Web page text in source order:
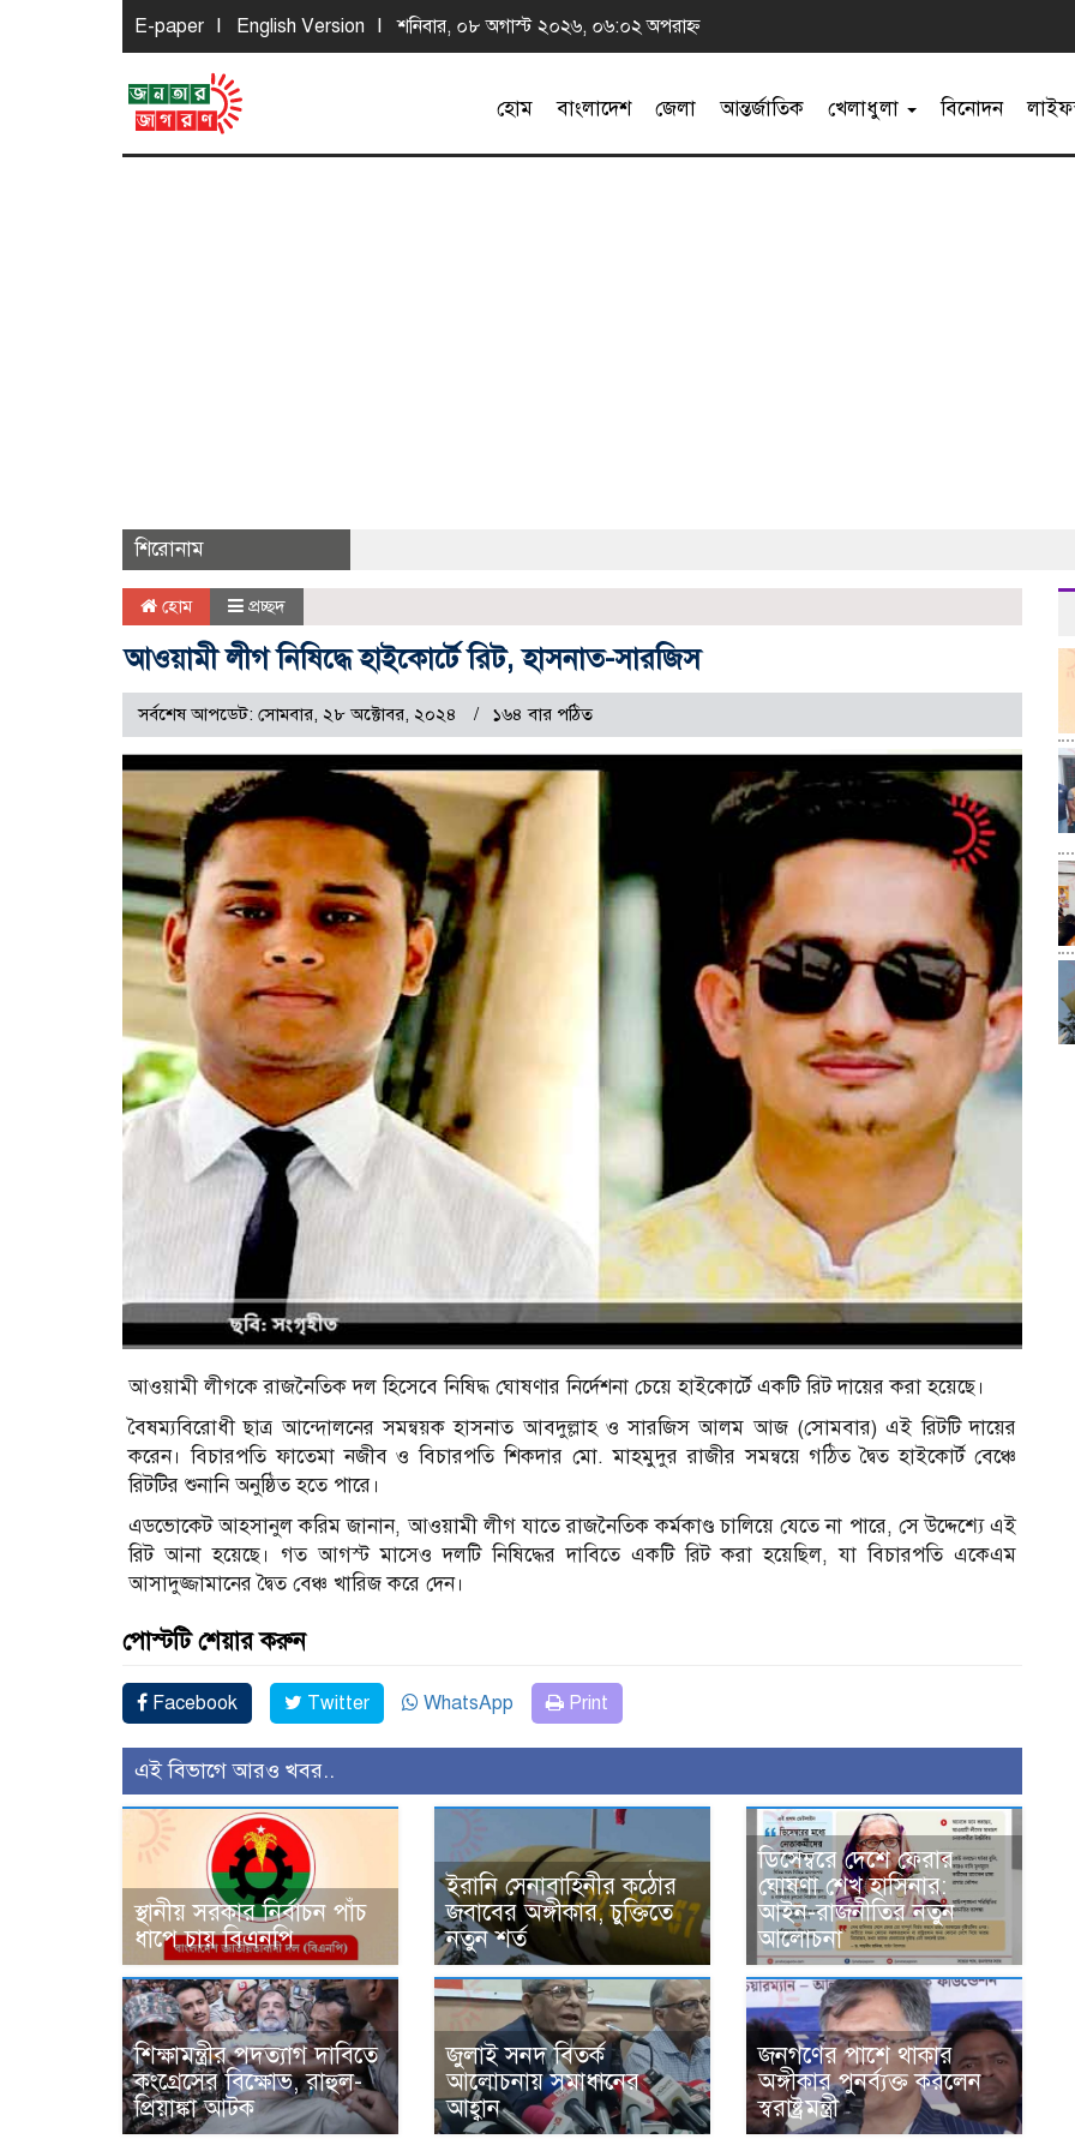
E-paper English Version শনিবার, ০৮ অগাস্ট ২০২৬, ০৬:০২ অপরাহ্ন
হোম বাংলাদেশ জেলা আন্তর্জাতিক খেলাধুলা বিনোদন
শিরোনাম
হোম প্রচ্ছদ
আওয়ামী লীগ নিষিদ্ধে হাইকোর্টে রিট, হাসনাত-সারজিস
সর্বশেষ আপডেট: সোমবার, ২৮ অক্টোবর, ২০২৪ ১৬৪ বার পঠিত
আওয়ামী লীগকে রাজনৈতিক দল হিসেবে নিষিদ্ধ ঘোষণার নির্দেশনা চেয়ে হাইকোর্টে একটি রিট দায়ের করা হয়েছে।
বৈষম্যবিরোধী ছাত্র আন্দোলনের সমন্বয়ক হাসনাত আবদুল্লাহ ও সারজিস আলম আজ (সোমবার) এই রিটটি দায়ের
করেন। বিচারপতি ফাতেমা নজীব ও বিচারপতি শিকদার মো. মাহমুদুর রাজীর সমন্বয়ে গঠিত দ্বৈত হাইকোর্ট বেঞ্চে
রিটটির শুনানি অনুষ্ঠিত হতে পারে।
এডভোকেট আহসানুল করিম জানান, আওয়ামী লীগ যাতে রাজনৈতিক কর্মকাণ্ড চালিয়ে যেতে না পারে, সে উদ্দেশ্যে এই
রিট আনা হয়েছে। গত আগস্ট মাসেও দলটি নিষিদ্ধের দাবিতে একটি রিট করা হয়েছিল, যা বিচারপতি একেএম
আসাদুজ্জামানের দ্বৈত বেঞ্চ খারিজ করে দেন।
পোস্টটি শেয়ার করুন
Facebook Twitter WhatsApp Print
এই বিভাগে আরও খবর..
স্থানীয় সরকার নির্বাচন পাঁচ
ধাপে চায় বিএনপি
ইরানি সেনাবাহিনীর কঠোর
জবাবের অঙ্গীকার, চুক্তিতে
নতুন শর্ত
ডিসেম্বরে দেশে ফেরার
ঘোষণা শেখ হাসিনার:
আইন-রাজনীতির নতুন
আলোচনা
শিক্ষামন্ত্রীর পদত্যাগ দাবিতে
কংগ্রেসের বিক্ষোভ, রাহুল-
প্রিয়াঙ্কা আটক
জুলাই সনদ বিতর্ক
আলোচনায় সমাধানের
আহ্বান
জনগণের পাশে থাকার
অঙ্গীকার পুনর্ব্যক্ত করলেন
স্বরাষ্ট্রমন্ত্রী